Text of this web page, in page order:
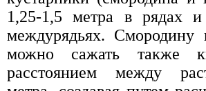
1,25-1,5 метра в рядах
междурядьях.
можно сажать также
расстоянием между